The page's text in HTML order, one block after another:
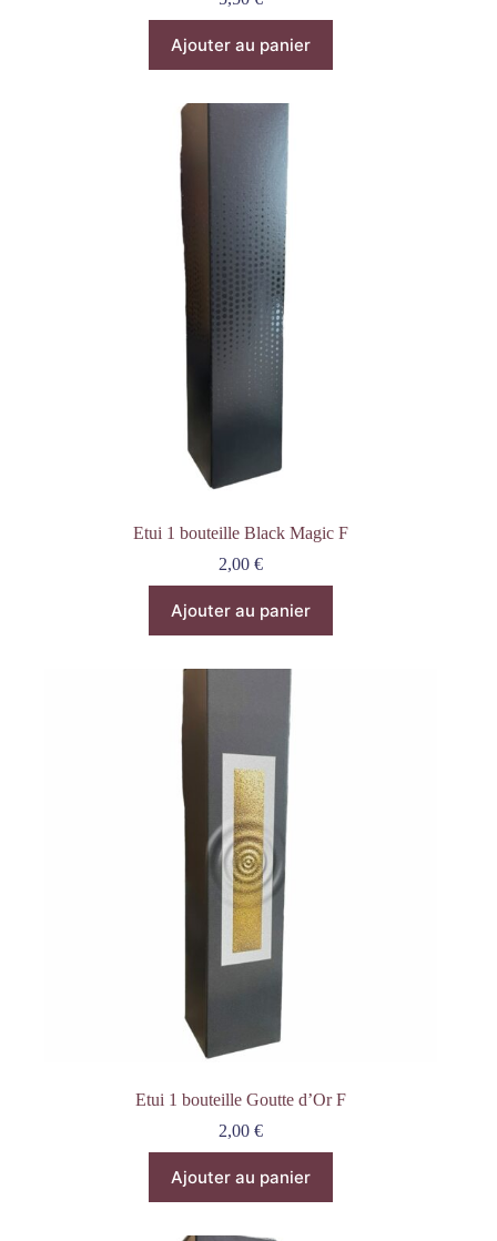
Ajouter au panier
Etui 1 bouteille Black Magic F
2,00€
Ajouter au panier
Etui 1 bouteille Goutte d’Or F
2,00€
Ajouter au panier